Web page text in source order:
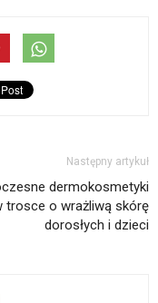
Następny artykuł
dermokosmetyki
trosce o wrażliwą skórę
dorosłych i dzieci